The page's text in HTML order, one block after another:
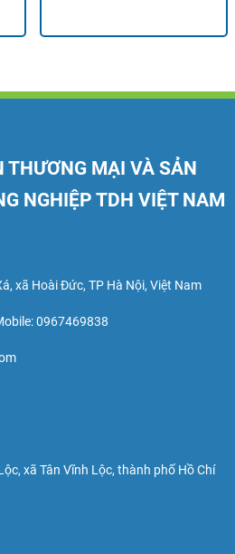
THƯƠNG MẠI VÀ SẢN
NGHIỆP TDH VIỆT NAM
xã Hoài Đức, TP Hà Nội, Việt Nam
0967469838
xã Tân Vĩnh Lộc, thành phố Hồ Chí